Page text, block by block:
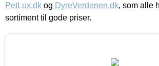
PetLux.dk og DyreVerdenen.dk, som alle
sortiment til gode priser.